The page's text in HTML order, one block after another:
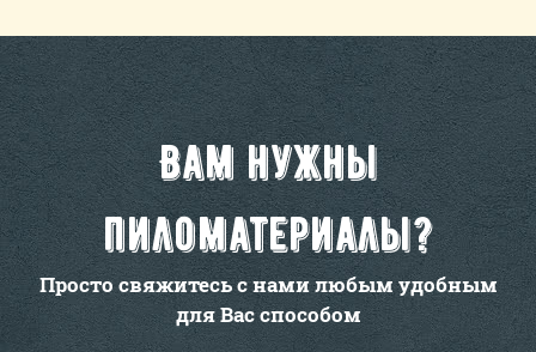
Вам нужны
пиломатериалы?
Просто свяжитесь с нами любым удобным
для Вас способом